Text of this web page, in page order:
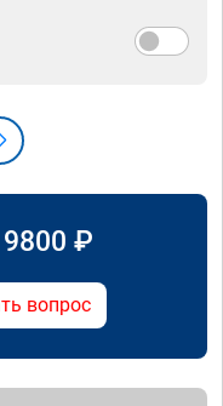
9800 ₽
вопрос